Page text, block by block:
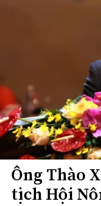
Ông Thào
tịch Hội